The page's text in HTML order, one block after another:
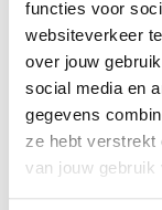
functies voor
websiteverkeer
over jouw
social media en
gegevens
ze hebt verstrekt
van jouw gebruik
actief
samenleving.
het onderwijs
het model de
noemt.
Indirect